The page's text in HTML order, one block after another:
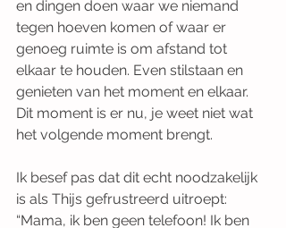
en dingen doen waar we niemand
tegen hoeven komen of waar er
genoeg ruimte is om afstand tot
elkaar te houden. Even stilstaan en
genieten van het moment en elkaar.
Dit moment is er nu, je weet niet wat
het volgende moment brengt.
Ik besef pas dat dit echt noodzakelijk
is als Thijs gefrustreerd uitroept:
“Mama, ik ben geen telefoon! Ik ben